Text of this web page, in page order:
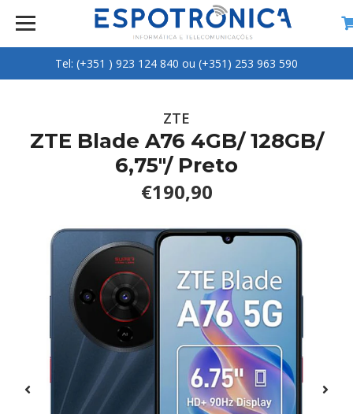
Tel: (+351 ) 923 124 840 ou (+351) 253 963 590
ZTE
ZTE Blade A76 4GB/ 128GB/
6,75"/ Preto
€190,90